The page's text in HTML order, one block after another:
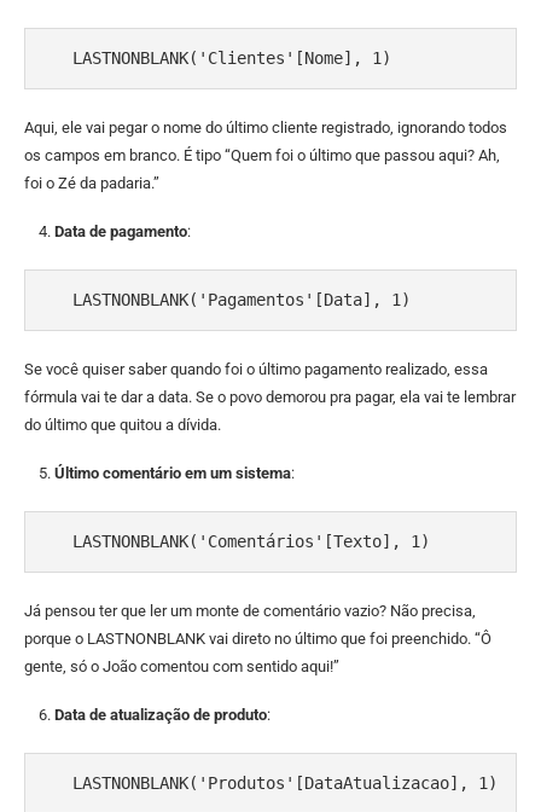
   LASTNONBLANK('Clientes'[Nome], 1)
Aqui, ele vai pegar o nome do último cliente registrado, ignorando todos
os campos em branco. É tipo “Quem foi o último que passou aqui? Ah,
foi o Zé da padaria.”
Data de pagamento:
   LASTNONBLANK('Pagamentos'[Data], 1)
Se você quiser saber quando foi o último pagamento realizado, essa
fórmula vai te dar a data. Se o povo demorou pra pagar, ela vai te lembrar
do último que quitou a dívida.
Último comentário em um sistema:
   LASTNONBLANK('Comentários'[Texto], 1)
Já pensou ter que ler um monte de comentário vazio? Não precisa,
porque o LASTNONBLANK vai direto no último que foi preenchido. “Ô
gente, só o João comentou com sentido aqui!”
Data de atualização de produto:
   LASTNONBLANK('Produtos'[DataAtualizacao], 1)